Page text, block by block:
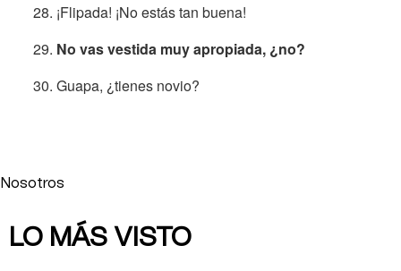
¡Flipada! ¡No estás tan buena!
No vas vestida muy apropiada, ¿no?
Guapa, ¿tienes novio?
Nosotros
LO MÁS VISTO